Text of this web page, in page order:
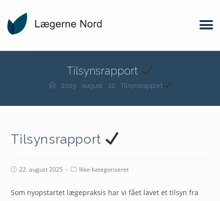
Tilsynsrapport
2025 august 22 Tilsynsrapport
Tilsynsrapport
22. august 2025 Ikke-kategoriseret
Som nyopstartet lægepraksis har vi fået lavet et tilsyn fra